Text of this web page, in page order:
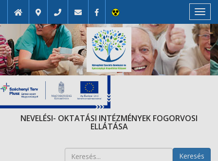
NEVELÉSI- OKTATÁSI INTÉZMÉNYEK FOGORVOSI
ELLÁTÁSA
Keresés